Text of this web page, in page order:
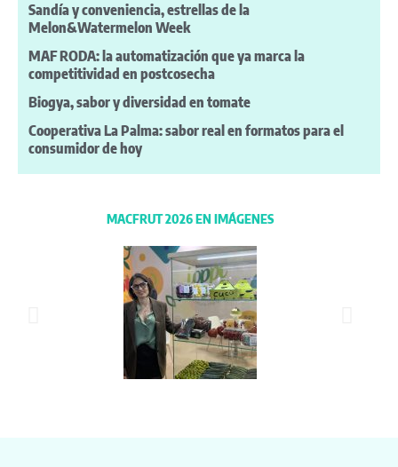
Sandía y conveniencia, estrellas de la
Melon&Watermelon Week
MAF RODA: la automatización que ya marca la
competitividad en postcosecha
Biogya, sabor y diversidad en tomate
Cooperativa La Palma: sabor real en formatos para el
consumidor de hoy
MACFRUT 2026 EN IMÁGENES